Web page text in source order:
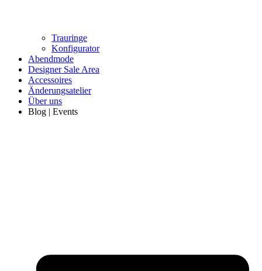
Trauringe
Konfigurator
Abendmode
Designer Sale Area
Accessoires
Änderungsatelier
Über uns
Blog | Events